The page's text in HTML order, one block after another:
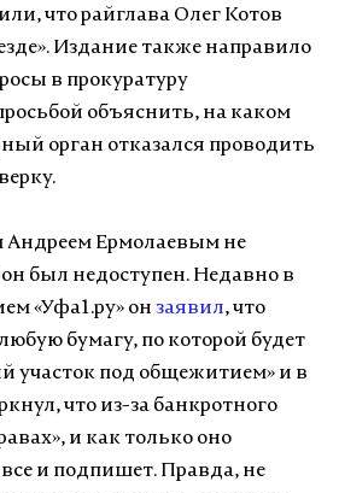
что райглава Олег Котов
Издание также направило
в прокуратуру
объяснить, на каком
орган отказался проводить
Андреем Ермолаевым не
был недоступен. Недавно в
«Уфа1.ру» он заявил, что
бумагу, по которой будет
участок под общежитием» и в
что из-за банкротного
и как только оно
все и подпишет. Правда, не